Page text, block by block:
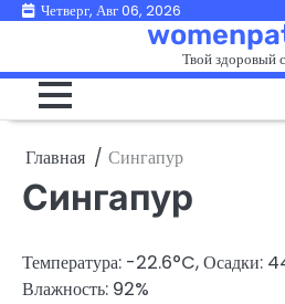
ПерейтиЧетверг, Авг 06, 2026
Твой здоровый
Главная Сингапур
Сингапур
Температура: -22.6°C, Осадки:
Влажность: 92%